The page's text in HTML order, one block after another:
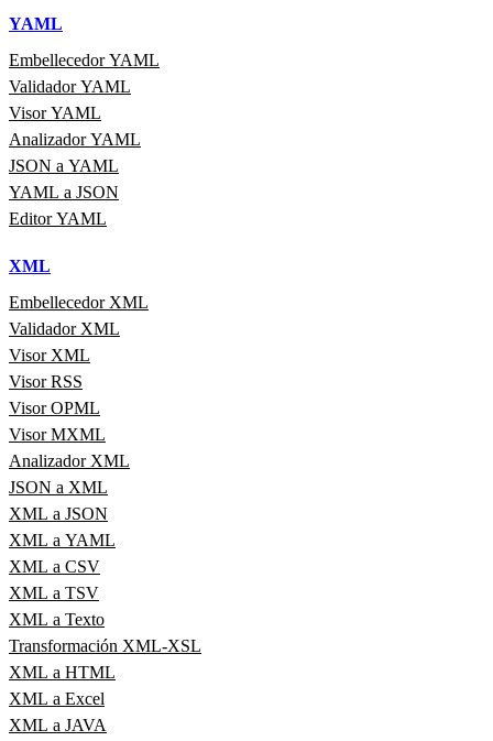
YAML
Embellecedor YAML
Validador YAML
Visor YAML
Analizador YAML
JSON a YAML
YAML a JSON
Editor YAML
XML
Embellecedor XML
Validador XML
Visor XML
Visor RSS
Visor OPML
Visor MXML
Analizador XML
JSON a XML
XML a JSON
XML a YAML
XML a CSV
XML a TSV
XML a Texto
Transformación XML-XSL
XML a HTML
XML a Excel
XML a JAVA